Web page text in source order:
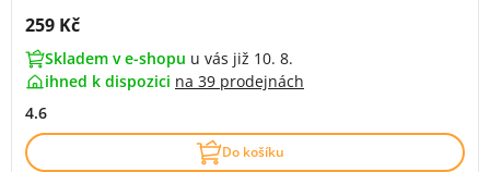
Cena s DPH:
259 Kč
Skladem v e-shopu u vás již 10. 8.
ihned k dispozici na 39 prodejnách
4.6
Do košíku